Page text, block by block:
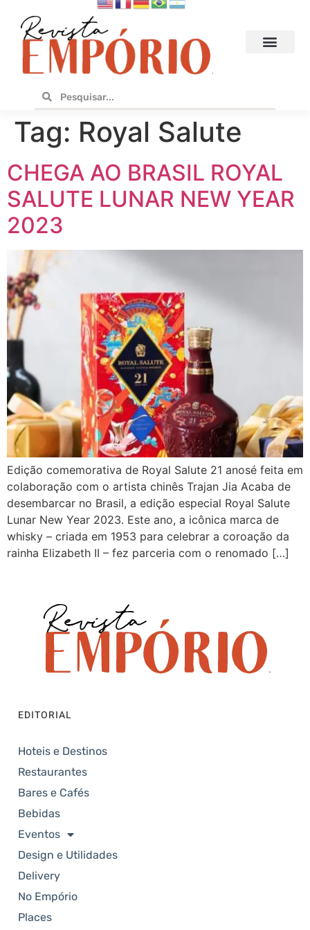
Tag: Royal Salute
CHEGA AO BRASIL ROYAL
SALUTE LUNAR NEW YEAR
2023
Edição comemorativa de Royal Salute 21 anosé feita em
colaboração com o artista chinês Trajan Jia Acaba de
desembarcar no Brasil, a edição especial Royal Salute
Lunar New Year 2023. Este ano, a icônica marca de
whisky – criada em 1953 para celebrar a coroação da
rainha Elizabeth II – fez parceria com o renomado […]
EDITORIAL
Hoteis e Destinos
Restaurantes
Bares e Cafés
Bebidas
Eventos
Design e Utilidades
Delivery
No Empório
Places